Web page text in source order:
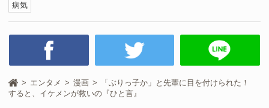
病気
エンタメ 漫画
「ぶりっ子か」と先輩に目を付けられた！
すると、イケメンが救いの『ひと言』